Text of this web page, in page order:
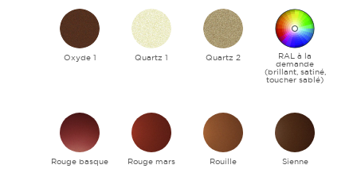
Oxyde 1 Quartz 1 Quartz 2 RAL à la
demande
(brillant, satiné,
toucher sablé)
Rouge basque Rouge mars Rouille Sienne